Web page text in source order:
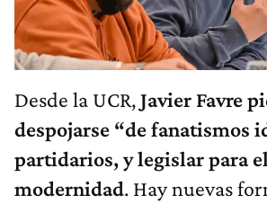
Desde la UCR,Javier Favre
despojarse “de fanatismos
partidarios, y legislar para
modernidad. Hay nuevas